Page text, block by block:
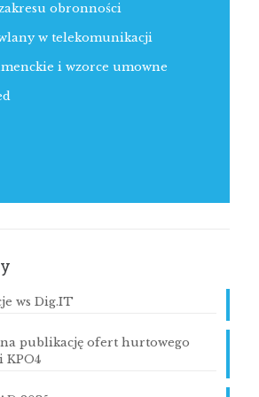
obronności
w telekomunikacji
i wzorce umowne
ws Dig.IT
na publikację ofert hurtowego
KPO4